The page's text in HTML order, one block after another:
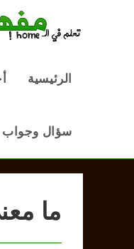
الرئيسية
سؤال وجواب
ما